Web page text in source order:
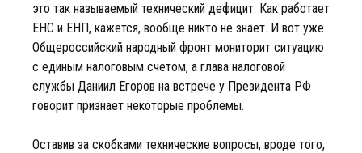
это так называемый технический дефицит. Как работает
ЕНС и ЕНП, кажется, вообще никто не знает. И вот уже
Общероссийский народный фронт мониторит ситуацию
с единым налоговым счетом, а глава налоговой
службы Даниил Егоров на встрече у Президента РФ
говорит признает некоторые проблемы.
Оставив за скобками технические вопросы, вроде того,